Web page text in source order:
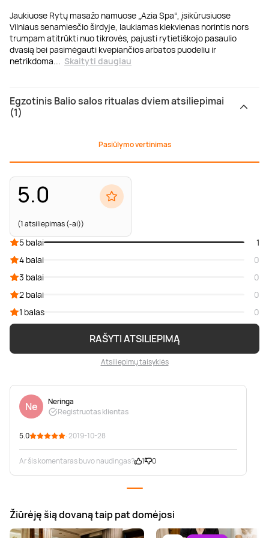
Jaukiuose Rytų masažo namuose „Azia Spa“, įsikūrusiuose
Vilniaus senamiesčio širdyje, laukiamas kiekvienas norintis nors
trumpam atitrūkti nuo tikrovės, pajusti rytietiškojo pasaulio
dvasią bei pasimėgauti kvepiančios arbatos puodeliu ir
netrikdoma
Skaityti daugiau
Egzotinis Balio salos ritualas dviem atsiliepimai
(1)
Pasiūlymo vertinimas
5.0
(1 atsiliepimas (-ai))
RAŠYTI ATSILIEPIMĄ
Atsiliepimų taisyklės
5 balai
1
4 balai
0
3 balai
0
2 balai
0
1 balas
0
Ne
Neringa
Registruotas klientas
5.0 · 2019-10-28
Ar šis komentaras buvo naudingas? 1 0
Žiūrėję šią dovaną taip pat domėjosi